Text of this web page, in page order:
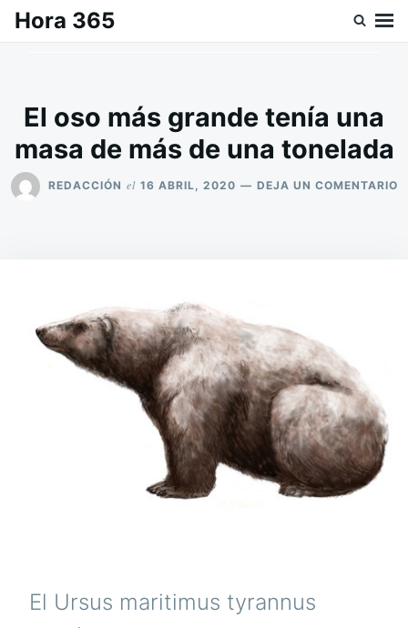
SaltarBuscar:
Hora 365
El oso más grande tenía una
masa de más de una tonelada
REDACCIÓN el 16 ABRIL, 2020 DEJA UN COMENTARIO
El Ursus maritimus tyrannus